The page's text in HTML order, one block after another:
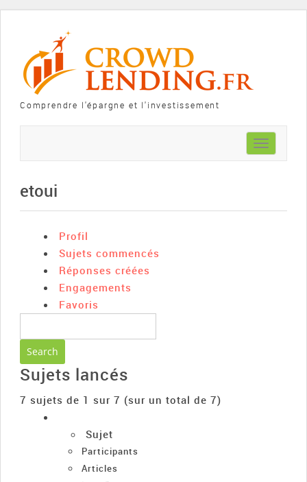
Comprendre l'épargne et l'investissement
Toggle
navigation
etoui
Profil
Sujets commencés
Réponses créées
Engagements
Favoris
Sujets lancés
7 sujets de 1 sur 7 (sur un total de 7)
Sujet
Participants
Articles